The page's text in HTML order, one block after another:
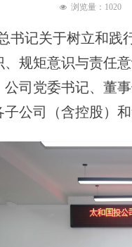
书记关于树立和
规矩意识与责任
司党委书记、董
公司（含控股）
넶 浏览量： 1020